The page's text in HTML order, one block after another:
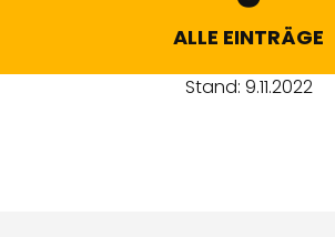
ALLE EINTRÄGE
Stand: 9.11.2022